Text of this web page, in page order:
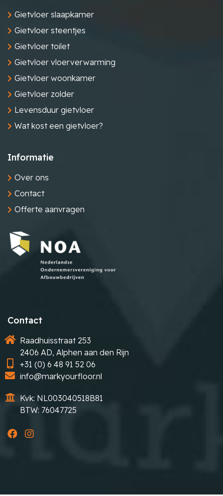
Gietvloer slaapkamer
Gietvloer steentjes
Gietvloer toilet
Gietvloer vloerverwarming
Gietvloer woonkamer
Gietvloer zolder
Levensduur gietvloer
Wat kost een gietvloer?
Informatie
Over ons
Contact
Offerte aanvragen
Contact
Raadhuisstraat 253
2406 AD, Alphen aan den Rijn
+31 (0) 6 48 91 52 06
info@markyourfloor.nl
Kvk: NL003040518B81
BTW: 76047725